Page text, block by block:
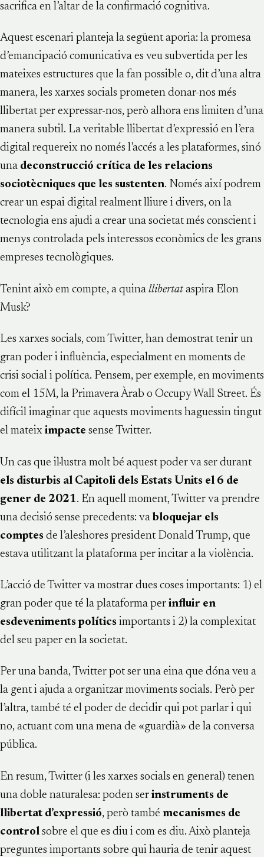
sacrifica en l’altar de la confirmació cognitiva.
Aquest escenari planteja la següent aporia: la promesa
d’emancipació comunicativa es veu subvertida per les
mateixes estructures que la fan possible o, dit d’una altra
manera, les xarxes socials prometen donar-nos més
llibertat per expressar-nos, però alhora ens limiten d’una
manera subtil. La veritable llibertat d’expressió en l’era
digital requereix no només l’accés a les plataformes, sinó
una deconstrucció crítica de les relacions
sociotècniques que les sustenten. Només així podrem
crear un espai digital realment lliure i divers, on la
tecnologia ens ajudi a crear una societat més conscient i
menys controlada pels interessos econòmics de les grans
empreses tecnològiques.
Tenint això em compte, a quina llibertat aspira Elon
Musk?
Les xarxes socials, com Twitter, han demostrat tenir un
gran poder i influència, especialment en moments de
crisi social i política. Pensem, per exemple, en moviments
com el 15M, la Primavera Àrab o Occupy Wall Street. És
difícil imaginar que aquests moviments haguessin tingut
el mateix impacte sense Twitter.
Un cas que il·lustra molt bé aquest poder va ser durant
els disturbis al Capitoli dels Estats Units el 6 de
gener de 2021. En aquell moment, Twitter va prendre
una decisió sense precedents: va bloquejar els
comptes de l’aleshores president Donald Trump, que
estava utilitzant la plataforma per incitar a la violència.
L’acció de Twitter va mostrar dues coses importants: 1) el
gran poder que té la plataforma per influir en
esdeveniments polítics importants i 2) la complexitat
del seu paper en la societat.
Per una banda, Twitter pot ser una eina que dóna veu a
la gent i ajuda a organitzar moviments socials. Però per
l’altra, també té el poder de decidir qui pot parlar i qui
no, actuant com una mena de «guardià» de la conversa
pública.
En resum, Twitter (i les xarxes socials en general) tenen
una doble naturalesa: poden ser instruments de
llibertat d’expressió, però també mecanismes de
control sobre el que es diu i com es diu. Això planteja
preguntes importants sobre qui hauria de tenir aquest